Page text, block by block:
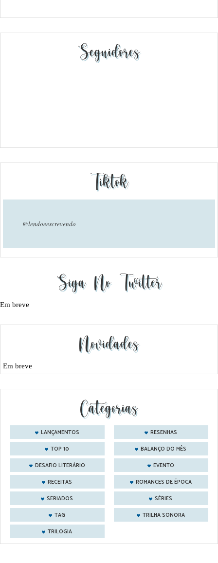
Seguidores
Tiktok
@lendoeescrevendo
Siga No Twitter
Em breve
Novidades
Em breve
Categorias
LANÇAMENTOS
RESENHAS
TOP 10
BALANÇO DO MÊS
DESAFIO LITERÁRIO
EVENTO
RECEITAS
ROMANCES DE ÉPOCA
SERIADOS
SÉRIES
TAG
TRILHA SONORA
TRILOGIA